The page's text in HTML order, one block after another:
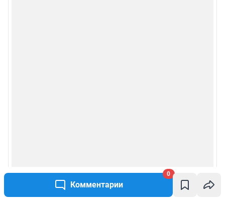
Комментарии
0